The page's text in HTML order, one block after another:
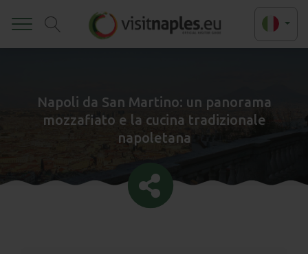
Napoli da San Martino: un panorama
mozzafiato e la cucina tradizionale
napoletana